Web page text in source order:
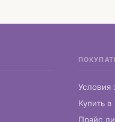
Условия
Купить в
Прайс